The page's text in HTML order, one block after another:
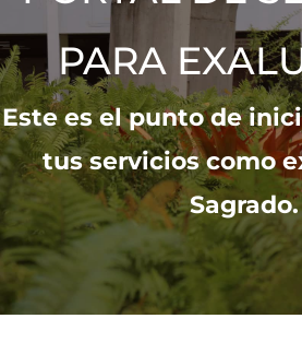
PARA
Este es el punto de
tus servicios como
Sagrado.